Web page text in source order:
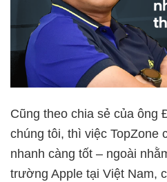
Cũng theo chia sẻ của ông
chúng tôi, thì việc TopZone
nhanh càng tốt – ngoài
trường Apple tại Việt Nam,